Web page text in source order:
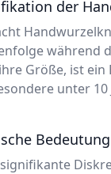
der
während
Größe, ist
unter 10
Bedeutung